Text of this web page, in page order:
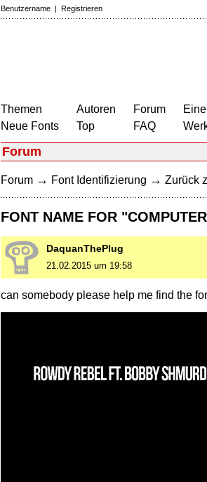
Benutzername | Registrieren
Themen
Neue Fonts
Autoren
Top
Forum
FAQ
Forum
Forum → Font Identifizierung → Zurück
FONT NAME FOR
DaquanThePlug
21.02.2015 um 19:58
can somebody please help me find the